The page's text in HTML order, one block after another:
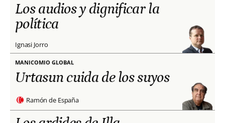
Los audios y dignificar la
política
Ignasi Jorro
MANICOMIO GLOBAL
Urtasun cuida de los suyos
Ramón de España